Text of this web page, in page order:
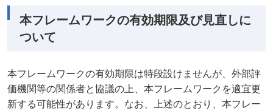
本フレームワークの有効期限及び見直しに
ついて
本フレームワークの有効期限は特段設けませんが、外部評
価機関等の関係者と協議の上、本フレームワークを適宜更
新する可能性があります。なお、上述のとおり、本フレー